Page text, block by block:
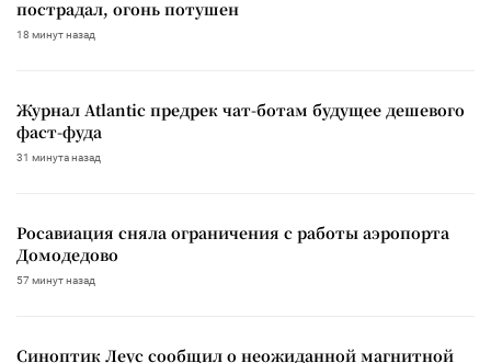
пострадал, огонь потушен
18 минут назад
Журнал Atlantic предрек чат-ботам будущее дешевого
фаст-фуда
31 минута назад
Росавиация сняла ограничения с работы аэропорта
Домодедово
57 минут назад
Синоптик Леус сообщил о неожиданной магнитной